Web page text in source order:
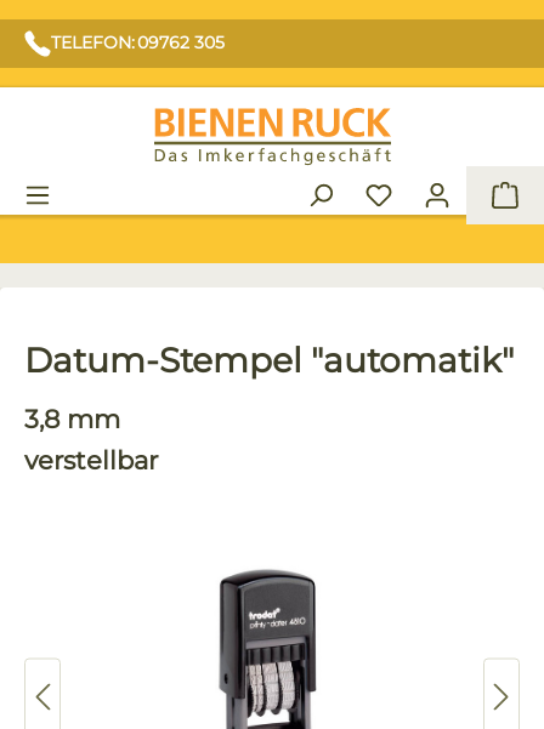
TELEFON: 09762 305
Datum-Stempel "automatik"
3,8 mm
verstellbar